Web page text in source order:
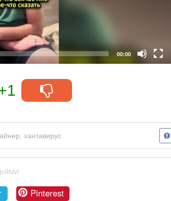
00:00
хантавирус
Pinterest